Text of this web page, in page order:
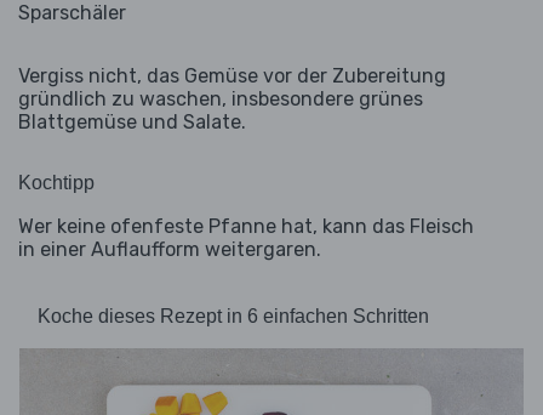
Sparschäler
Vergiss nicht, das Gemüse vor der Zubereitung
gründlich zu waschen, insbesondere grünes
Blattgemüse und Salate.
Kochtipp
Wer keine ofenfeste Pfanne hat, kann das Fleisch
in einer Auflaufform weitergaren.
Koche dieses Rezept in 6 einfachen Schritten